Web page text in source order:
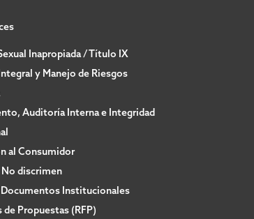
Inapropiada / Título IX
y Manejo de Riesgos
Auditoría Interna e Integridad
al Consumidor
discrimen
Institucionales
Propuestas (RFP)